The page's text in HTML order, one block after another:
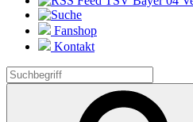
Fanshop
Kontakt